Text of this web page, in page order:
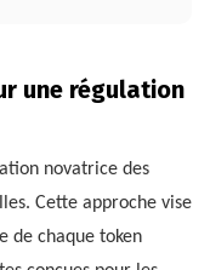
une régulation
novatrice des
Cette approche vise
de chaque token